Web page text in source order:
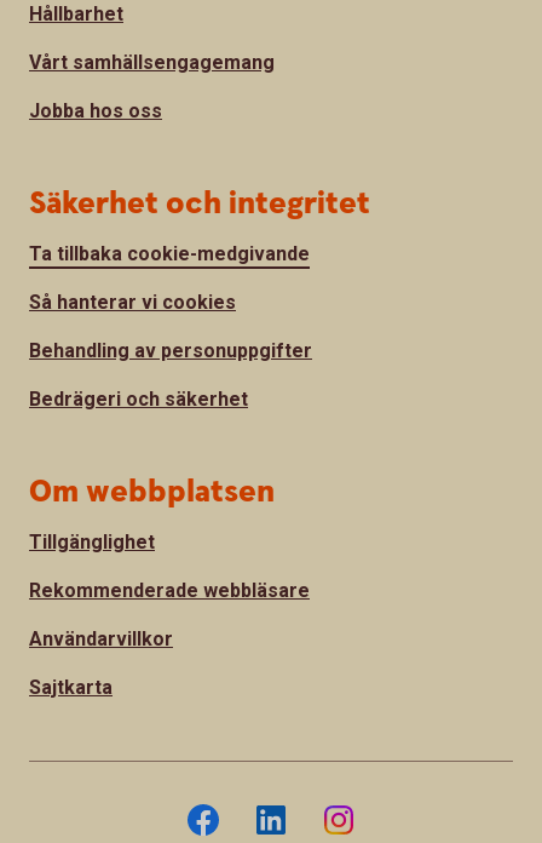
Hållbarhet
Vårt samhällsengagemang
Jobba hos oss
Säkerhet och integritet
Ta tillbaka cookie-medgivande
Så hanterar vi cookies
Behandling av personuppgifter
Bedrägeri och säkerhet
Om webbplatsen
Tillgänglighet
Rekommenderade webbläsare
Användarvillkor
Sajtkarta